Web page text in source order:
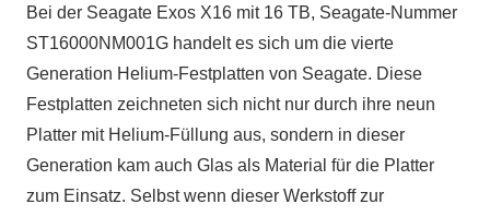
Bei der Seagate Exos X16 mit 16 TB, Seagate-Nummer
ST16000NM001G handelt es sich um die vierte
Generation Helium-Festplatten von Seagate. Diese
Festplatten zeichneten sich nicht nur durch ihre neun
Platter mit Helium-Füllung aus, sondern in dieser
Generation kam auch Glas als Material für die Platter
zum Einsatz. Selbst wenn dieser Werkstoff zur